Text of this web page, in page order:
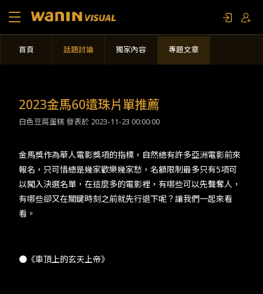
關於我們
影視專題
聯繫我們
限定活動
TW EN JP KR
首頁 話題討論 獨家內容 專題文章
2023金馬60遺珠片單推薦
白色豆腐蛋糕 發表於 2023-11-23 00:00:00
金馬獎作為華人電影獎項的指標，自然總有許多亞洲電影前來
報名，只可惜總是幾家歡樂幾家愁，名額限制最多只有5項可
以闖入決選名單，在這麼多的電影裡，有哪些可以先聲奪人，
有哪些卻又在關鍵時刻之前就先行退下呢？讓我們一起來看
看。
●《車頂上的玄天上帝》